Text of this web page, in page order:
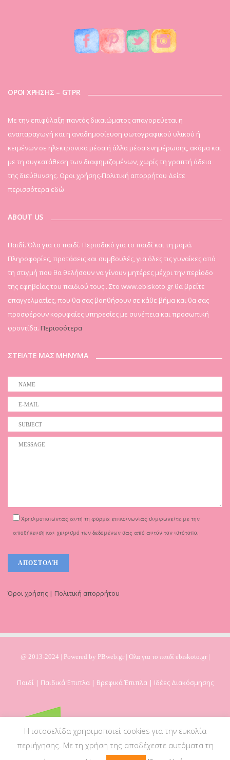
ΟΡΟΙ ΧΡΗΣΗΣ – GTPR
Mε την επιφύλαξη παντός δικαιώματος απαγορεύεται η
αναπαραγωγή και η αναδημοσίευση φωτογραφικού υλικού ή
κειμένων σε ηλεκτρονικά μέσα ή άλλα μέσα ενημέρωσης, ακόμα και
με τη συγκατάθεση των διαφημιζομένων, χωρίς τη γραπτή άδεια
της διεύθυνσης. Οροι χρήσης-Πολιτική απορρήτου Δείτε
περισσότερα εδώ
ABOUT US
Παιδί. Όλα για το παιδί. Περιοδικό για το παιδί και τη μαμά.
Πληροφορίες, προτάσεις και συμβουλές, για όλες τις γυναίκες από
τη στιγμή που θα θελήσουν να γίνουν μητέρες μέχρι την περίοδο
της εφηβείας του παιδιού τους...Στο www.ebiskoto.gr θα βρείτε
επαγγελματίες, που θα σας βοηθήσουν σε κάθε βήμα και θα σας
προσφέρουν κορυφαίες υπηρεσίες με συνέπεια και προσωπική
φροντίδα. Περισσότερα
ΣΤΕΙΛΤΕ ΜΑΣ ΜΗΝΥΜΑ
Χρησιμοποιώντας αυτή τη φόρμα επικοινωνίας συμφωνείτε με την
αποθήκευση και χειρισμό των δεδομένων σας από αυτόν τον ιστότοπο.
Όροι χρήσης | Πολιτική απορρήτου
@ 2013-2024 | Powered by PBweb.gr | Ολα για το παιδί ebiskoto.gr |
Παιδί | Παιδικά Έπιπλα | Βρεφικά Έπιπλα | Ιδέες Διακόσμησης
Η ιστοσελίδα χρησιμοποιεί cookies για την ευκολία
περιήγησης. Με τη χρήση της αποδέχεστε αυτόματα τη